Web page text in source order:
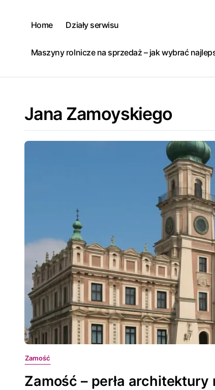
Home Działy serwisu
Maszyny rolnicze na sprzedaż – jak wybrać
Jana Zamoyskiego
Zamość
Zamość – perła